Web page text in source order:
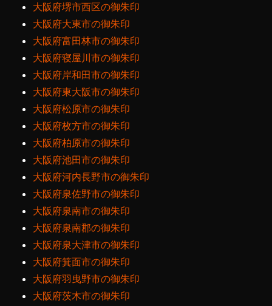
大阪府堺市西区の御朱印
大阪府大東市の御朱印
大阪府富田林市の御朱印
大阪府寝屋川市の御朱印
大阪府岸和田市の御朱印
大阪府東大阪市の御朱印
大阪府松原市の御朱印
大阪府枚方市の御朱印
大阪府柏原市の御朱印
大阪府池田市の御朱印
大阪府河内長野市の御朱印
大阪府泉佐野市の御朱印
大阪府泉南市の御朱印
大阪府泉南郡の御朱印
大阪府泉大津市の御朱印
大阪府箕面市の御朱印
大阪府羽曳野市の御朱印
大阪府茨木市の御朱印